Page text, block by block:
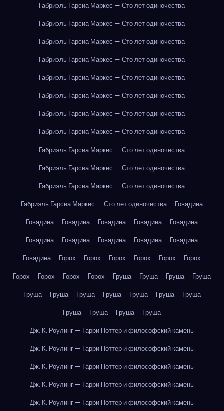
Габриэль Гарсиа Маркес — Сто лет одиночества
Габриэль Гарсиа Маркес — Сто лет одиночества
Габриэль Гарсиа Маркес — Сто лет одиночества
Габриэль Гарсиа Маркес — Сто лет одиночества
Габриэль Гарсиа Маркес — Сто лет одиночества
Габриэль Гарсиа Маркес — Сто лет одиночества
Габриэль Гарсиа Маркес — Сто лет одиночества
Габриэль Гарсиа Маркес — Сто лет одиночества
Габриэль Гарсиа Маркес — Сто лет одиночества
Габриэль Гарсиа Маркес — Сто лет одиночества
Габриэль Гарсиа Маркес — Сто лет одиночества
Габриэль Гарсиа Маркес — Сто лет одиночества
Говядина
Говядина
Говядина Говядина Говядина
Говядина
Говядина
Говядина Говядина Говядина
Говядина
Говядина
Горох Горох Горох Горох Горох
Горох
Горох
Горох Горох Горох Груша Груша Груша
Груша
Груша
Груша Груша Груша Груша Груша
Груша
Груша
Груша Груша
Груша
Дж. К. Роулинг — Гарри Поттер и философский камень
Дж. К. Роулинг — Гарри Поттер и философский камень
Дж. К. Роулинг — Гарри Поттер и философский камень
Дж. К. Роулинг — Гарри Поттер и философский камень
Дж. К. Роулинг — Гарри Поттер и философский камень